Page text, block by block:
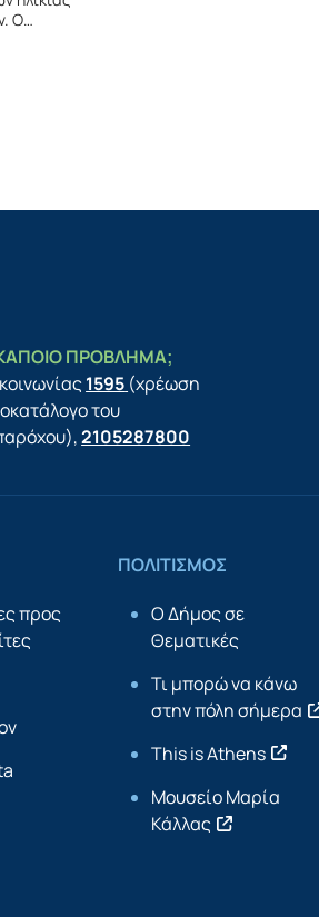
Ο…
ΠΡΟΒΛΗΜΑ;
1595 (χρέωση
του
2105287800
προς
ΠΟΛΙΤΙΣΜΟΣ
Ο Δήμος σε
Θεματικές
Τι μπορώ να κάνω
στην πόλη σήμερα
This is Athens
Μουσείο Μαρία
Κάλλας